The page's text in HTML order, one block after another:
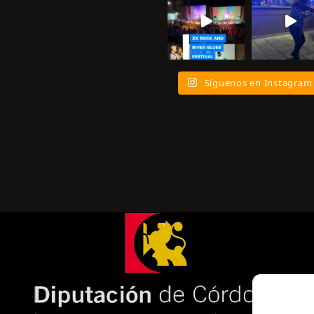
Síguenos en Instagram